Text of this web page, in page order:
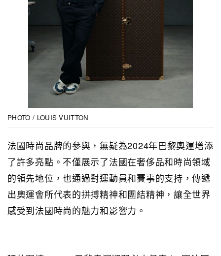
PHOTO / LOUIS VUITTON
法國時尚品牌的參與，無疑為2024年巴黎奧運增添
了許多亮點。不僅展示了法國在奢侈品和時尚領域
的領先地位，也通過對運動員和賽事的支持，傳遞
出奧運會所代表的拼搏精神和團結精神，讓全世界
感受到法國時尚的魅力和影響力。